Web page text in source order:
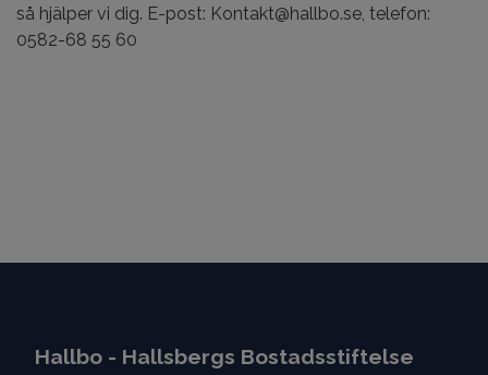
så hjälper vi dig. E-post: Kontakt@hallbo.se, telefon:
0582-68 55 60
Hallbo - Hallsbergs Bostadsstiftelse